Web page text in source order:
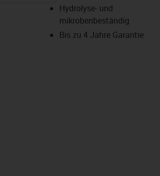
Hydrolyse- und
mikrobenbeständig
Bis zu 4 Jahre Garantie